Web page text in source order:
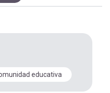
educativa